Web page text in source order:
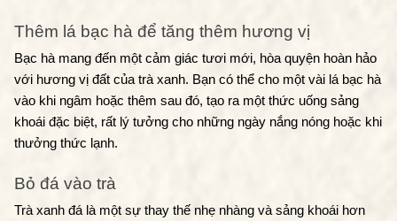
Thêm lá bạc hà để tăng thêm hương vị
Bạc hà mang đến một cảm giác tươi mới, hòa quyện hoàn hảo
với hương vị đất của trà xanh. Bạn có thể cho một vài lá bạc hà
vào khi ngâm hoặc thêm sau đó, tạo ra một thức uống sảng
khoái đặc biệt, rất lý tưởng cho những ngày nắng nóng hoặc khi
thưởng thức lạnh.
Bỏ đá vào trà
Trà xanh đá là một sự thay thế nhẹ nhàng và sảng khoái hơn